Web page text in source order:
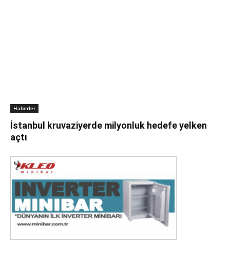
Haberler
İstanbul kruvaziyerde milyonluk hedefe yelken
açtı